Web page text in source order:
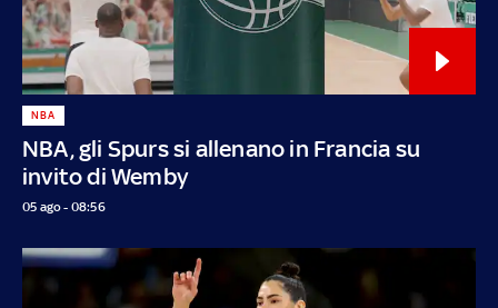
NBA, gli Spurs si allenano in Francia su
invito di Wemby
NBA
05 ago - 08:56